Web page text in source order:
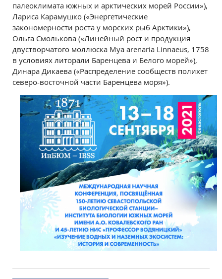
палеоклимата южных и арктических морей России»),
Лариса Карамушко («Энергетические
закономерности роста у морских рыб Арктики»),
Ольга Смолькова («Линейный рост и продукция
двустворчатого моллюска Mya arenaria Linnaeus, 1758
в условиях литорали Баренцева и Белого морей»),
Динара Дикаева («Распределение сообществ полихет
северо-восточной части Баренцева моря»).